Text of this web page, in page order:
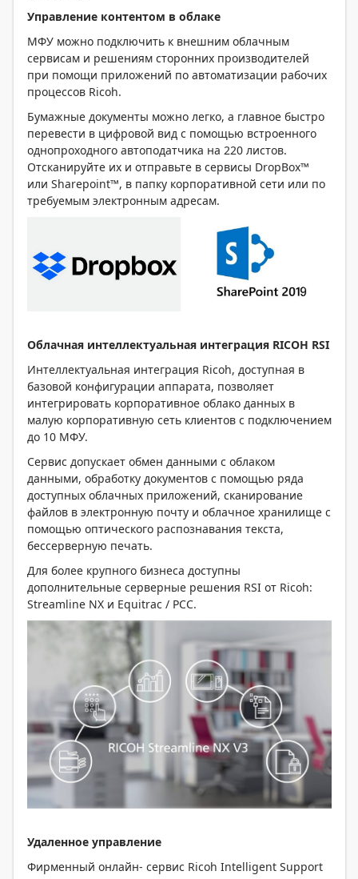
Управление контентом в облаке
МФУ можно подключить к внешним облачным
сервисам и решениям сторонних производителей
при помощи приложений по автоматизации рабочих
процессов Ricoh.
Бумажные документы можно легко, а главное быстро
перевести в цифровой вид с помощью встроенного
однопроходного автоподатчика на 220 листов.
Отсканируйте их и отправьте в сервисы DropBox™
или Sharepoint™, в папку корпоративной сети или по
требуемым электронным адресам.
Облачная интеллектуальная интеграция RICOH RSI
Интеллектуальная интеграция Ricoh, доступная в
базовой конфигурации аппарата, позволяет
интегрировать корпоративное облако данных в
малую корпоративную сеть клиентов с подключением
до 10 МФУ.
Сервис допускает обмен данными с облаком
данными, обработку документов с помощью ряда
доступных облачных приложений, сканирование
файлов в электронную почту и облачное хранилище с
помощью оптического распознавания текста,
бессерверную печать.
Для более крупного бизнеса доступны
дополнительные серверные решения RSI от Ricoh:
Streamline NX и Equitrac / PCC.
Удаленное управление
Фирменный онлайн- сервис Ricoh Intelligent Support